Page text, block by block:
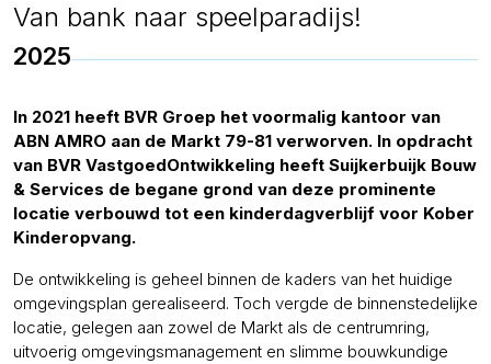
Van bank naar speelparadijs!
2025
In 2021 heeft BVR Groep het voormalig kantoor van
ABN AMRO aan de Markt 79-81 verworven. In opdracht
van BVR VastgoedOntwikkeling heeft Suijkerbuijk Bouw
& Services de begane grond van deze prominente
locatie verbouwd tot een kinderdagverblijf voor Kober
Kinderopvang.
De ontwikkeling is geheel binnen de kaders van het huidige
omgevingsplan gerealiseerd. Toch vergde de binnenstedelijke
locatie, gelegen aan zowel de Markt als de centrumring,
uitvoerig omgevingsmanagement en slimme bouwkundige